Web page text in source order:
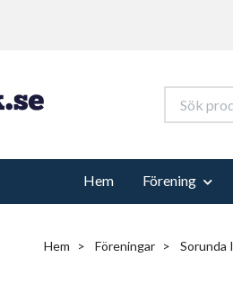
Hem Förening
Hem Föreningar Sorunda